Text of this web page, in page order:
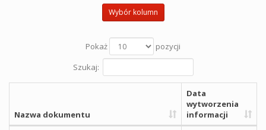
Wybór kolumn
Pokaż
pozycji
Szukaj:
Nazwa dokumentu
Data
wytworzenia
informacji